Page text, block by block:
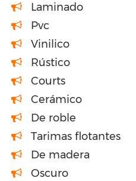
Laminado
Pvc
Vinilico
Rústico
Courts
Cerámico
De roble
Tarimas flotantes
De madera
Oscuro